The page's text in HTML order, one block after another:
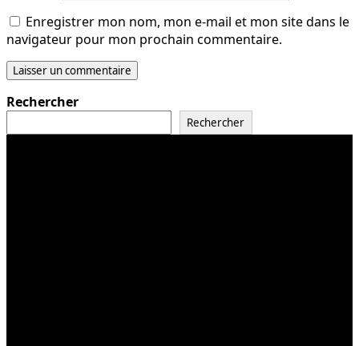
Enregistrer mon nom, mon e-mail et mon site dans le
navigateur pour mon prochain commentaire.
Rechercher
Rechercher